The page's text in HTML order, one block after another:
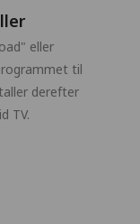
eller
til
derefter
TV.